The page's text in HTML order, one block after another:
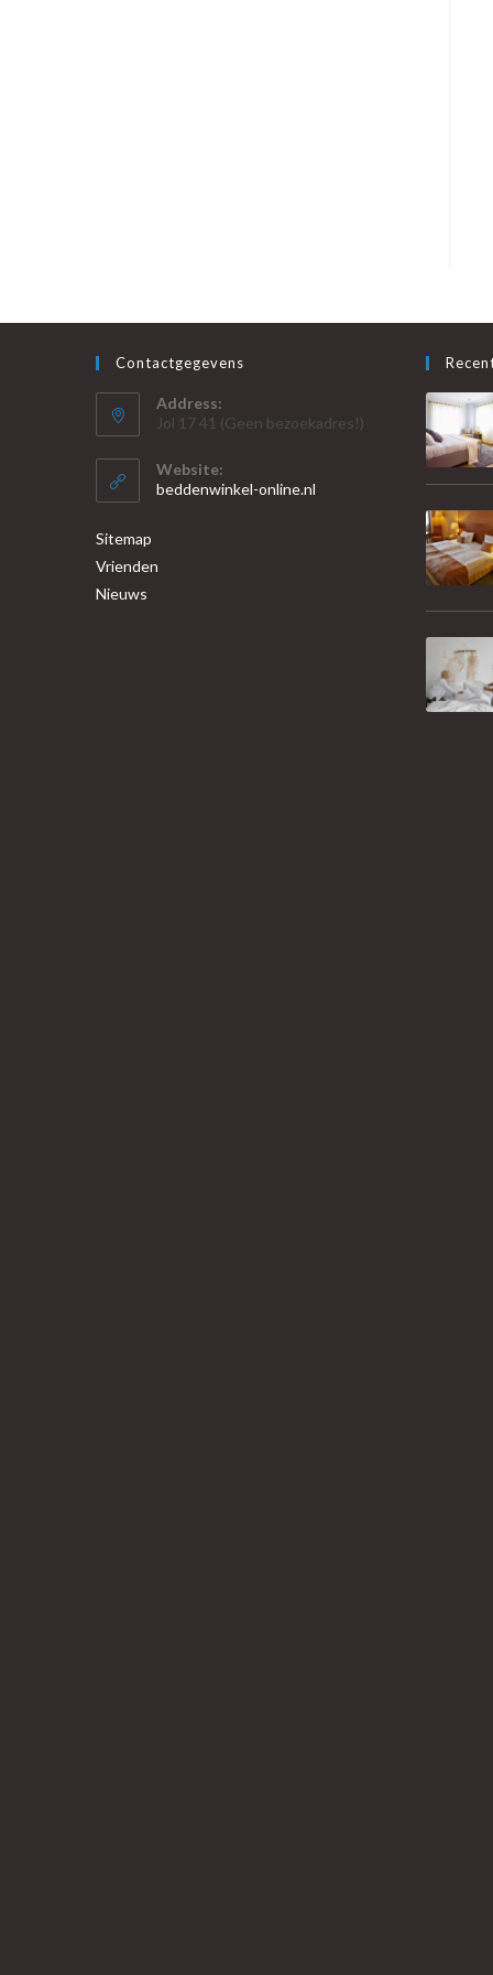
Contactgegevens
Address:
Jol 17 41 (Geen bezoekadres!)
Website:
beddenwinkel-online.nl
Sitemap
Vrienden
Nieuws